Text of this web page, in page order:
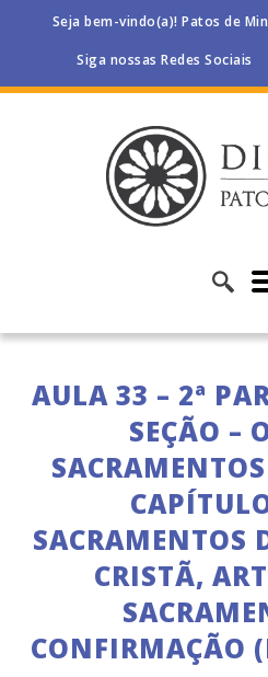
Seja bem-vindo(a)! Patos de
Siga nossas Redes Sociais
AULA 33 – 2ª
SEÇÃO –
SACRAMENTOS
CRISTÃ,
CONFIRMAÇÃO